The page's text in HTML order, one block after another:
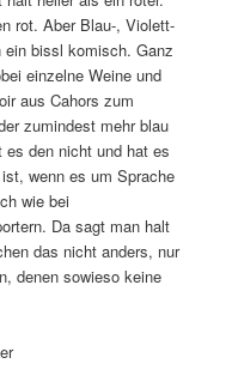
rot. Aber Blau-, Violett-
ein bissl komisch. Ganz
einzelne Weine und
aus Cahors zum
zumindest mehr blau
den nicht und hat es
wenn es um Sprache
wie bei
Da sagt man halt
das nicht anders, nur
denen sowieso keine